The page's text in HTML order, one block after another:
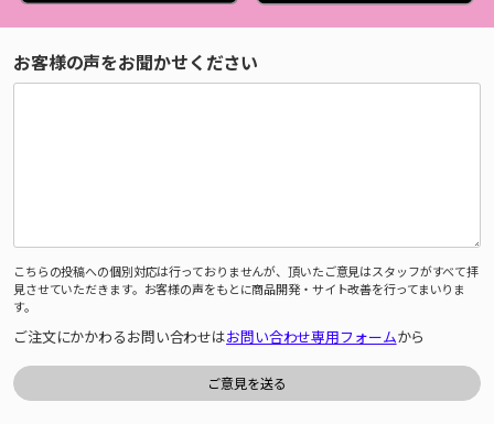
お客様の声をお聞かせください
こちらの投稿への個別対応は行っておりませんが、頂いたご意見はスタッフがすべて拝
見させていただきます。お客様の声をもとに商品開発・サイト改善を行ってまいりま
す。
ご注文にかかわるお問い合わせはお問い合わせ専用フォームから